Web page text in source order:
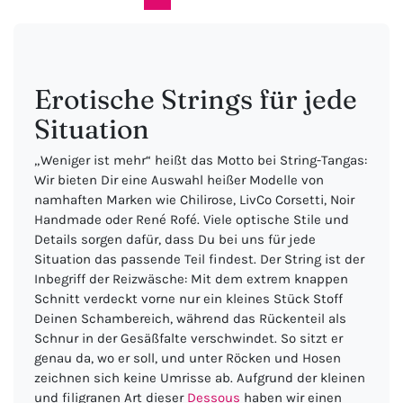
Erotische Strings für jede
Situation
„Weniger ist mehr“ heißt das Motto bei String-Tangas:
Wir bieten Dir eine Auswahl heißer Modelle von
namhaften Marken wie Chilirose, LivCo Corsetti, Noir
Handmade oder René Rofé. Viele optische Stile und
Details sorgen dafür, dass Du bei uns für jede
Situation das passende Teil findest. Der String ist der
Inbegriff der Reizwäsche: Mit dem extrem knappen
Schnitt verdeckt vorne nur ein kleines Stück Stoff
Deinen Schambereich, während das Rückenteil als
Schnur in der Gesäßfalte verschwindet. So sitzt er
genau da, wo er soll, und unter Röcken und Hosen
zeichnen sich keine Umrisse ab. Aufgrund der kleinen
und filigranen Art dieser Dessous haben wir einen